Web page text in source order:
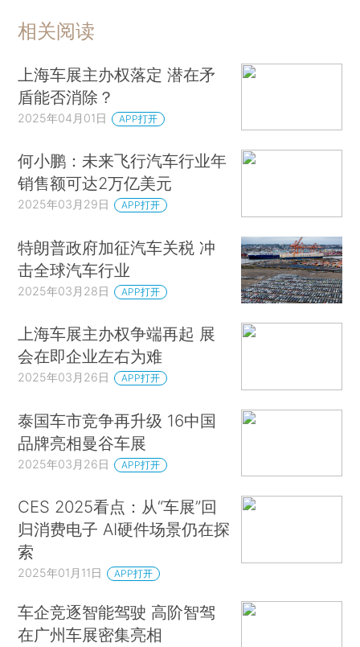
相关阅读
上海车展主办权落定 潜在矛
盾能否消除？
2025年04月01日 APP打开
何小鹏：未来飞行汽车行业年
销售额可达2万亿美元
2025年03月29日 APP打开
特朗普政府加征汽车关税 冲
击全球汽车行业
2025年03月28日 APP打开
上海车展主办权争端再起 展
会在即企业左右为难
2025年03月26日 APP打开
泰国车市竞争再升级 16中国
品牌亮相曼谷车展
2025年03月26日 APP打开
CES 2025看点：从“车展”回
归消费电子 AI硬件场景仍在探
索
2025年01月11日 APP打开
车企竞逐智能驾驶 高阶智驾
在广州车展密集亮相